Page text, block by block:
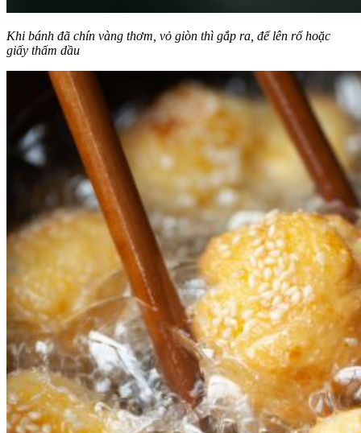
Khi bánh đã chín vàng thơm, vỏ giòn thì gắp ra, để lên rổ hoặc
giấy thấm dầu